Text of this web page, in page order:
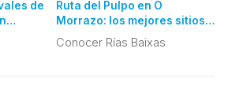
de
Ruta del Pulpo en O
Morrazo: los mejores sitios
para probar el "Polbo á
Feira", ¡y olvídate de
Conocer Rías Baixas